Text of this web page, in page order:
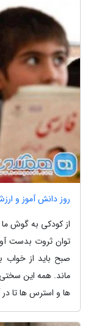
روز دانش آموز و
از کودکی به گوش
توان ثروت بدست
صبح باید از خواب
ماند. همه این
ها و استرس ها تا